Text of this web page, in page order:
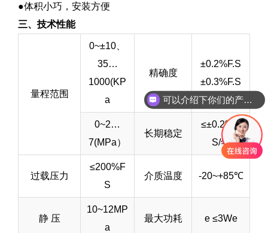
●体积小巧，安装方便
三、技术性能
量程范围
0~±10、
35…
1000(KP
a
精确度
±0.2%F.S
±0.3%F.S
0~2…
7(MPa）
长期稳定
≤±0.2%F.
S/年
过载压力
≤200%F
S
介质温度 -20~+85℃
静 压
10~12MP
a
最大功耗 e ≤3We
可以介绍下你们的产品么